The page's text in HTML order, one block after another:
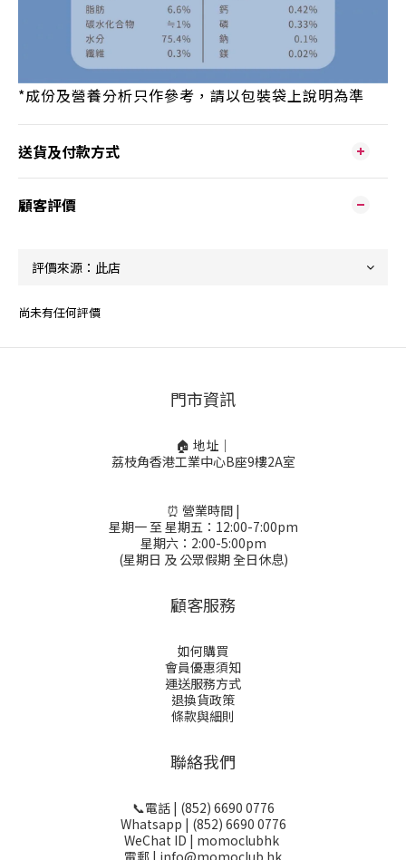
*成份及營養分析只作參考，請以包裝袋上說明為準
送貨及付款方式
顧客評價
尚未有任何評價
門市資訊
🏠 地址｜
荔枝角香港工業中心B座9樓2A室
⏰ 營業時間 |
星期一 至 星期五：12:00-7:00pm
星期六：2:00-5:00pm
(星期日 及 公眾假期 全日休息)
顧客服務
如何購買
會員優惠須知
運送服務方式
退換貨政策
條款與細則
聯絡我們
📞電話 | (852) 6690 0776
Whatsapp | (852) 6690 0776
WeChat ID | momoclubhk
電郵 | info@momoclub.hk